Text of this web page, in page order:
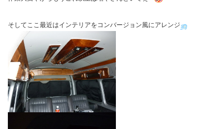
そしてここ最近はインテリアをコンバージョン風にアレンジ